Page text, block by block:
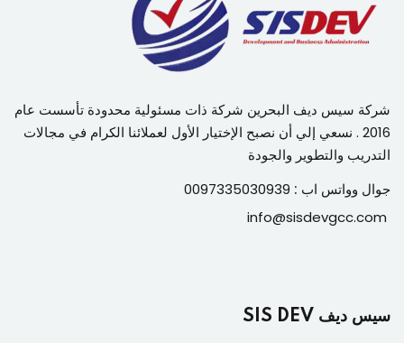
شركة سيس ديف البحرين شركة ذات مسئولية محدودة تأسست عام
2016 . نسعي إلي أن نصبح الإختيار الأول لعملائنا الكرام في مجالات
التدريب والتطوير والجودة
جوال وواتس اب :
info@sisdevgcc.com
سيس ديف SIS DEV